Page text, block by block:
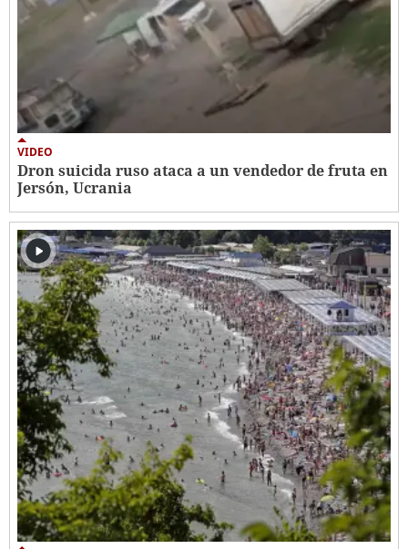
VIDEO
Dron suicida ruso ataca a un vendedor de fruta en
Jersón, Ucrania